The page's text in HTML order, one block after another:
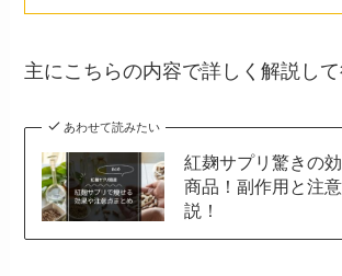
主にこちらの内容で詳しく解説して
あわせて読みたい
紅麹サプリ驚きの
商品！副作用と注
説！